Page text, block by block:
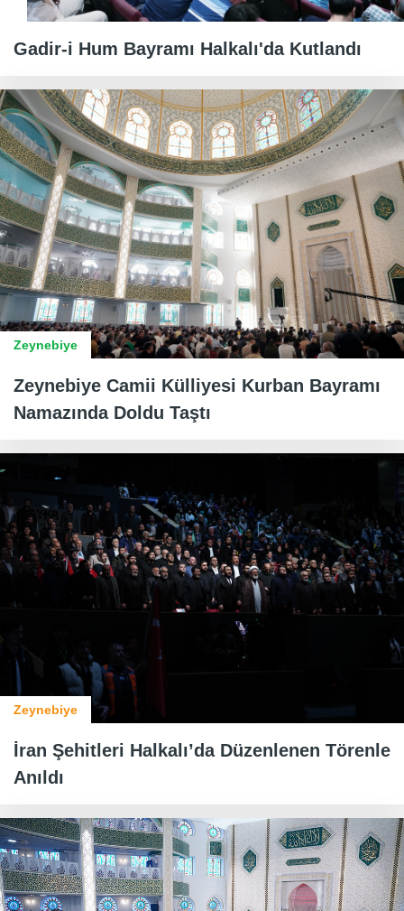
Gadir-i Hum Bayramı Halkalı'da Kutlandı
Zeynebiye
Zeynebiye Camii Külliyesi Kurban Bayramı
Namazında Doldu Taştı
Zeynebiye
İran Şehitleri Halkalı’da Düzenlenen Törenle
Anıldı